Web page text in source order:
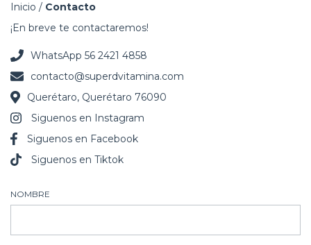
Inicio / Contacto
¡En breve te contactaremos!
WhatsApp 56 2421 4858
contacto@superdvitamina.com
Querétaro, Querétaro 76090
Siguenos en Instagram
Siguenos en Facebook
Siguenos en Tiktok
NOMBRE